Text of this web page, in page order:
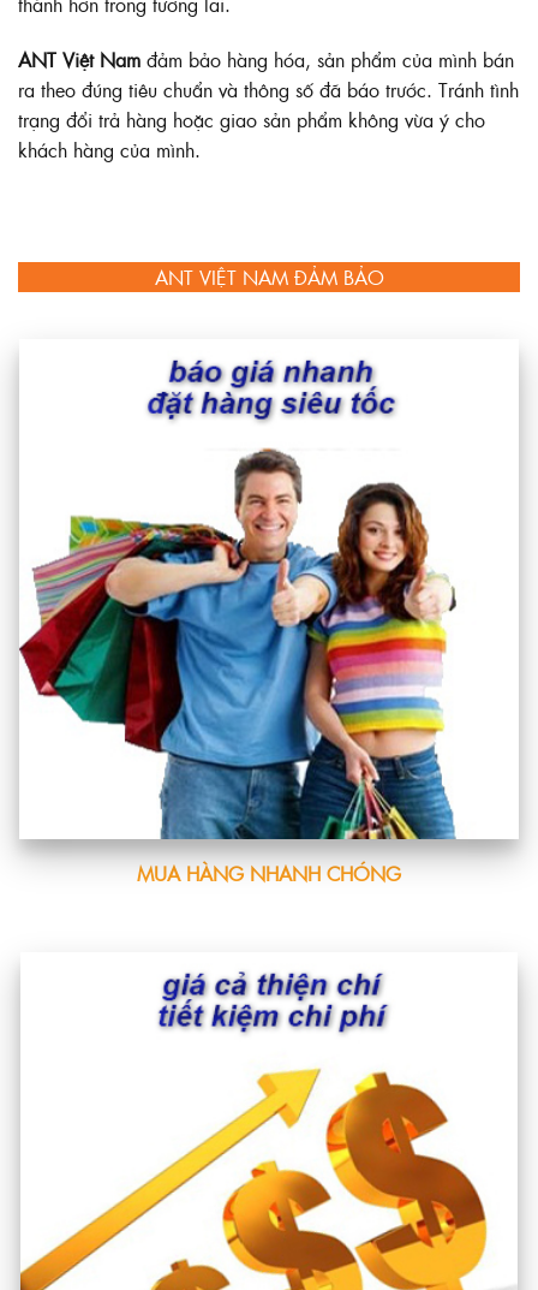
ANT Việt Nam đảm bảo hàng hóa, sản phẩm của mình bán
ra theo đúng tiêu chuẩn và thông số đã báo trước. Tránh tình
trạng đổi trả hàng hoặc giao sản phẩm không vừa ý cho
khách hàng của mình.
ANT VIỆT NAM ĐẢM BẢO
MUA HÀNG NHANH CHÓNG